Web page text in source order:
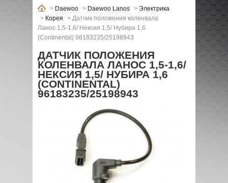
> Daewoo > Daewoo Lanos > Электрика
> Корея > Датчик положения коленвала
Ланос 1,5-1,6/ Нексия 1,5/ Нубира 1,6
(Continental) 96183235/25198943
ДАТЧИК ПОЛОЖЕНИЯ
КОЛЕНВАЛА ЛАНОС 1,5-1,6/
НЕКСИЯ 1,5/ НУБИРА 1,6
(CONTINENTAL)
96183235/25198943